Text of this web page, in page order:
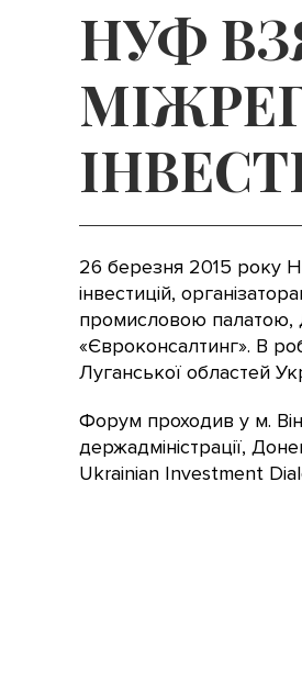
НУФ
26 березня 2015 року
інвестицій,
промисловою палатою,
«Євроконсалтинг». В
Луганської областей
Форум проходив у м.
держадміністрації,
Ukrainian Investment